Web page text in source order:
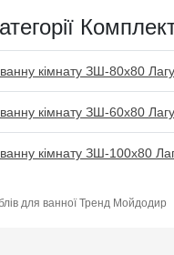
кімнату ЗШ-80x80
кімнату ЗШ-60x80
кімнату ЗШ-100x80
для ванної Тренд Мойдодир